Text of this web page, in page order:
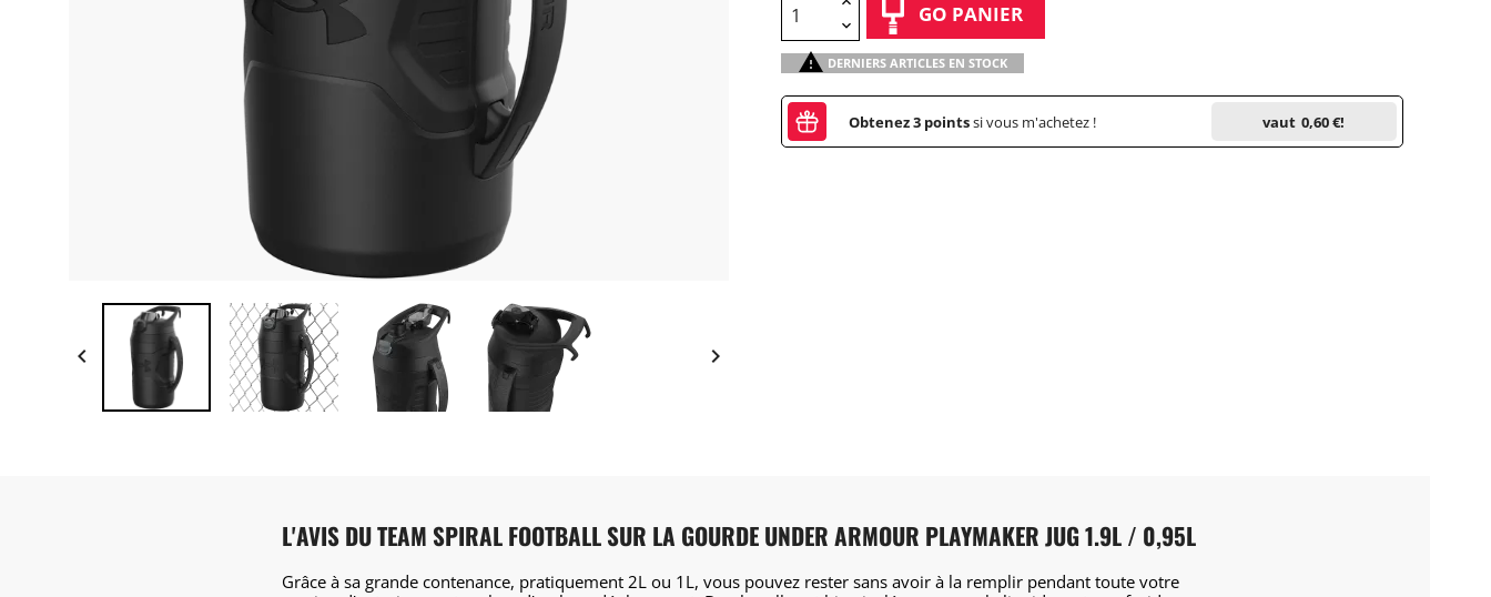
 
GO PANIER
 DERNIERS ARTICLES EN STOCK
Obtenez3 pointssi vous m'achetez ! vaut 0,60 €!
L'AVIS DU TEAM SPIRAL FOOTBALL SUR LA GOURDE UNDER ARMOUR PLAYMAKER JUG 1.9L / 0,95L
Grâce à sa grande contenance, pratiquement 2L ou 1L, vous pouvez rester sans avoir à la remplir pendant toute votre